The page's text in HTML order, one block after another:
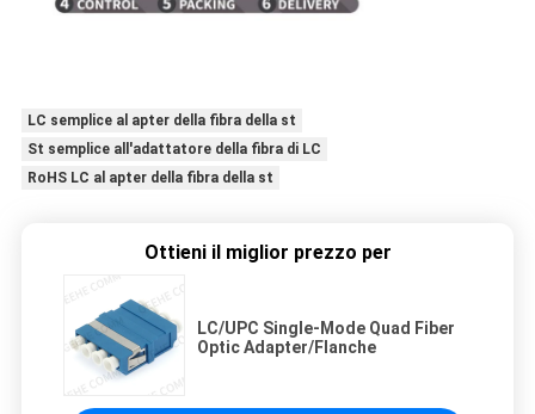
LC semplice al apter della fibra della st
St semplice all'adattatore della fibra di LC
RoHS LC al apter della fibra della st
Ottieni il miglior prezzo per
LC/UPC Single-Mode Quad Fiber
Optic Adapter/Flanche